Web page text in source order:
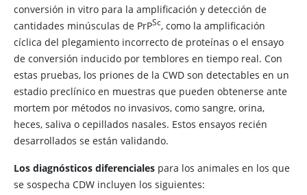
conversión in vitro para la amplificación y detección de
cantidades minúsculas de PrP​Sc, como la amplificación
cíclica del plegamiento incorrecto de proteínas o el ensayo
de conversión inducido por temblores en tiempo real. Con
estas pruebas, los priones de la CWD son detectables en un
estadio preclínico en muestras que pueden obtenerse ante
mortem por métodos no invasivos, como sangre, orina,
heces, saliva o cepillados nasales. Estos ensayos recién
desarrollados se están validando.
Los diagnósticos diferenciales para los animales en los que
se sospecha CDW incluyen los siguientes: